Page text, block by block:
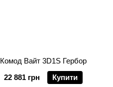
Комод Вайт 3D1S Гербор
22 881 грн
Купити